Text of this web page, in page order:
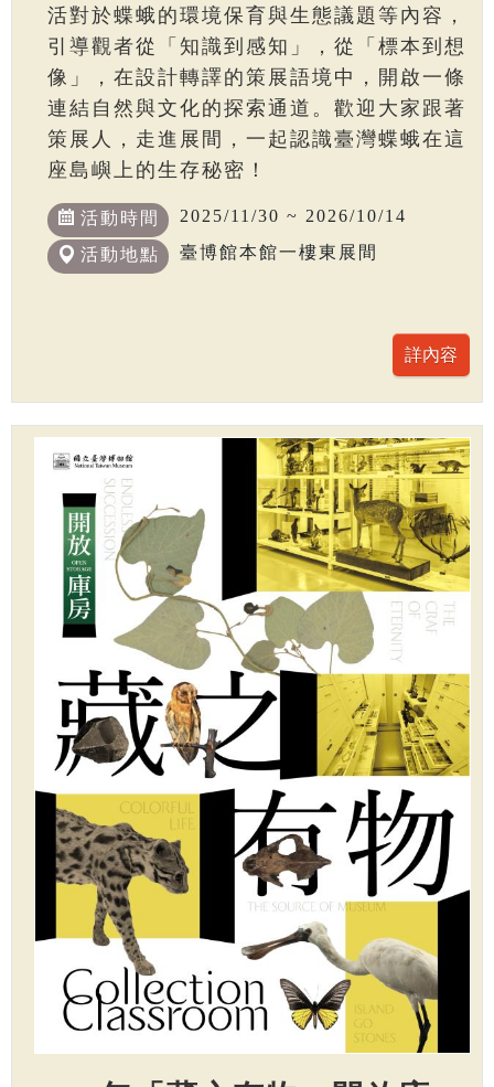
活對於蝶蛾的環境保育與生態議題等內容，
引導觀者從「知識到感知」，從「標本到想
像」，在設計轉譯的策展語境中，開啟一條
連結自然與文化的探索通道。歡迎大家跟著
策展人，走進展間，一起認識臺灣蝶蛾在這
座島嶼上的生存秘密！
活動時間 2025/11/30 ~ 2026/10/14
活動地點 臺博館本館一樓東展間